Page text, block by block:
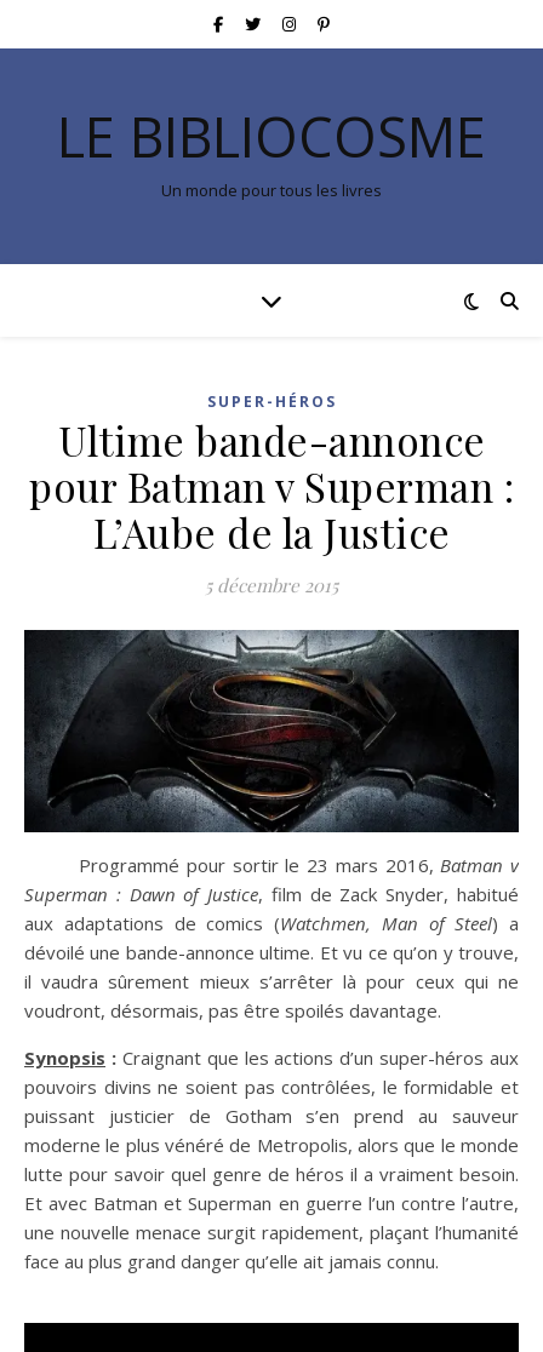
LE BIBLIOCOSME
Un monde pour tous les livres
SUPER-HÉROS
Ultime bande-annonce
pour Batman v Superman :
L’Aube de la Justice
5 décembre 2015
Programmé pour sortir le 23 mars 2016,Batman v
Superman : Dawn of Justice, film de Zack Snyder, habitué
aux adaptations de comics (Watchmen, Man of Steel) a
dévoilé une bande-annonce ultime. Et vu ce qu’on y trouve,
il vaudra sûrement mieux s’arrêter là pour ceux qui ne
voudront, désormais, pas être spoilés davantage.
Synopsis : Craignant que les actions d’un super-héros aux
pouvoirs divins ne soient pas contrôlées, le formidable et
puissant justicier de Gotham s’en prend au sauveur
moderne le plus vénéré de Metropolis, alors que le monde
lutte pour savoir quel genre de héros il a vraiment besoin.
Et avec Batman et Superman en guerre l’un contre l’autre,
une nouvelle menace surgit rapidement, plaçant l’humanité
face au plus grand danger qu’elle ait jamais connu.